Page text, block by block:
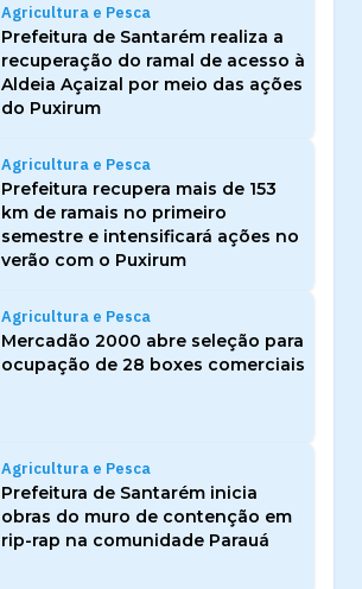
Agricultura e Pesca
Prefeitura de Santarém realiza a
recuperação do ramal de acesso à
Aldeia Açaizal por meio das ações
do Puxirum
Agricultura e Pesca
Prefeitura recupera mais de 153
km de ramais no primeiro
semestre e intensificará ações no
verão com o Puxirum
Agricultura e Pesca
Mercadão 2000 abre seleção para
ocupação de 28 boxes comerciais
Agricultura e Pesca
Prefeitura de Santarém inicia
obras do muro de contenção em
rip-rap na comunidade Parauá